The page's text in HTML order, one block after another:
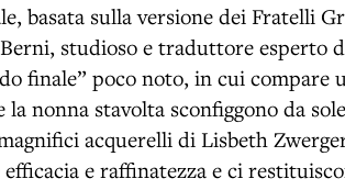
basata sulla versione dei Fratelli
studioso e traduttore esperto
finale” poco noto, in cui compare
la nonna stavolta sconfiggono da
acquerelli di Lisbeth
efficacia e raffinatezza e ci